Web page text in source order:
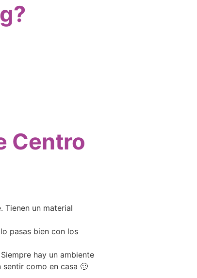
Centro
Tienen un material
pasas bien con los
hay un ambiente
como en casa 🙂